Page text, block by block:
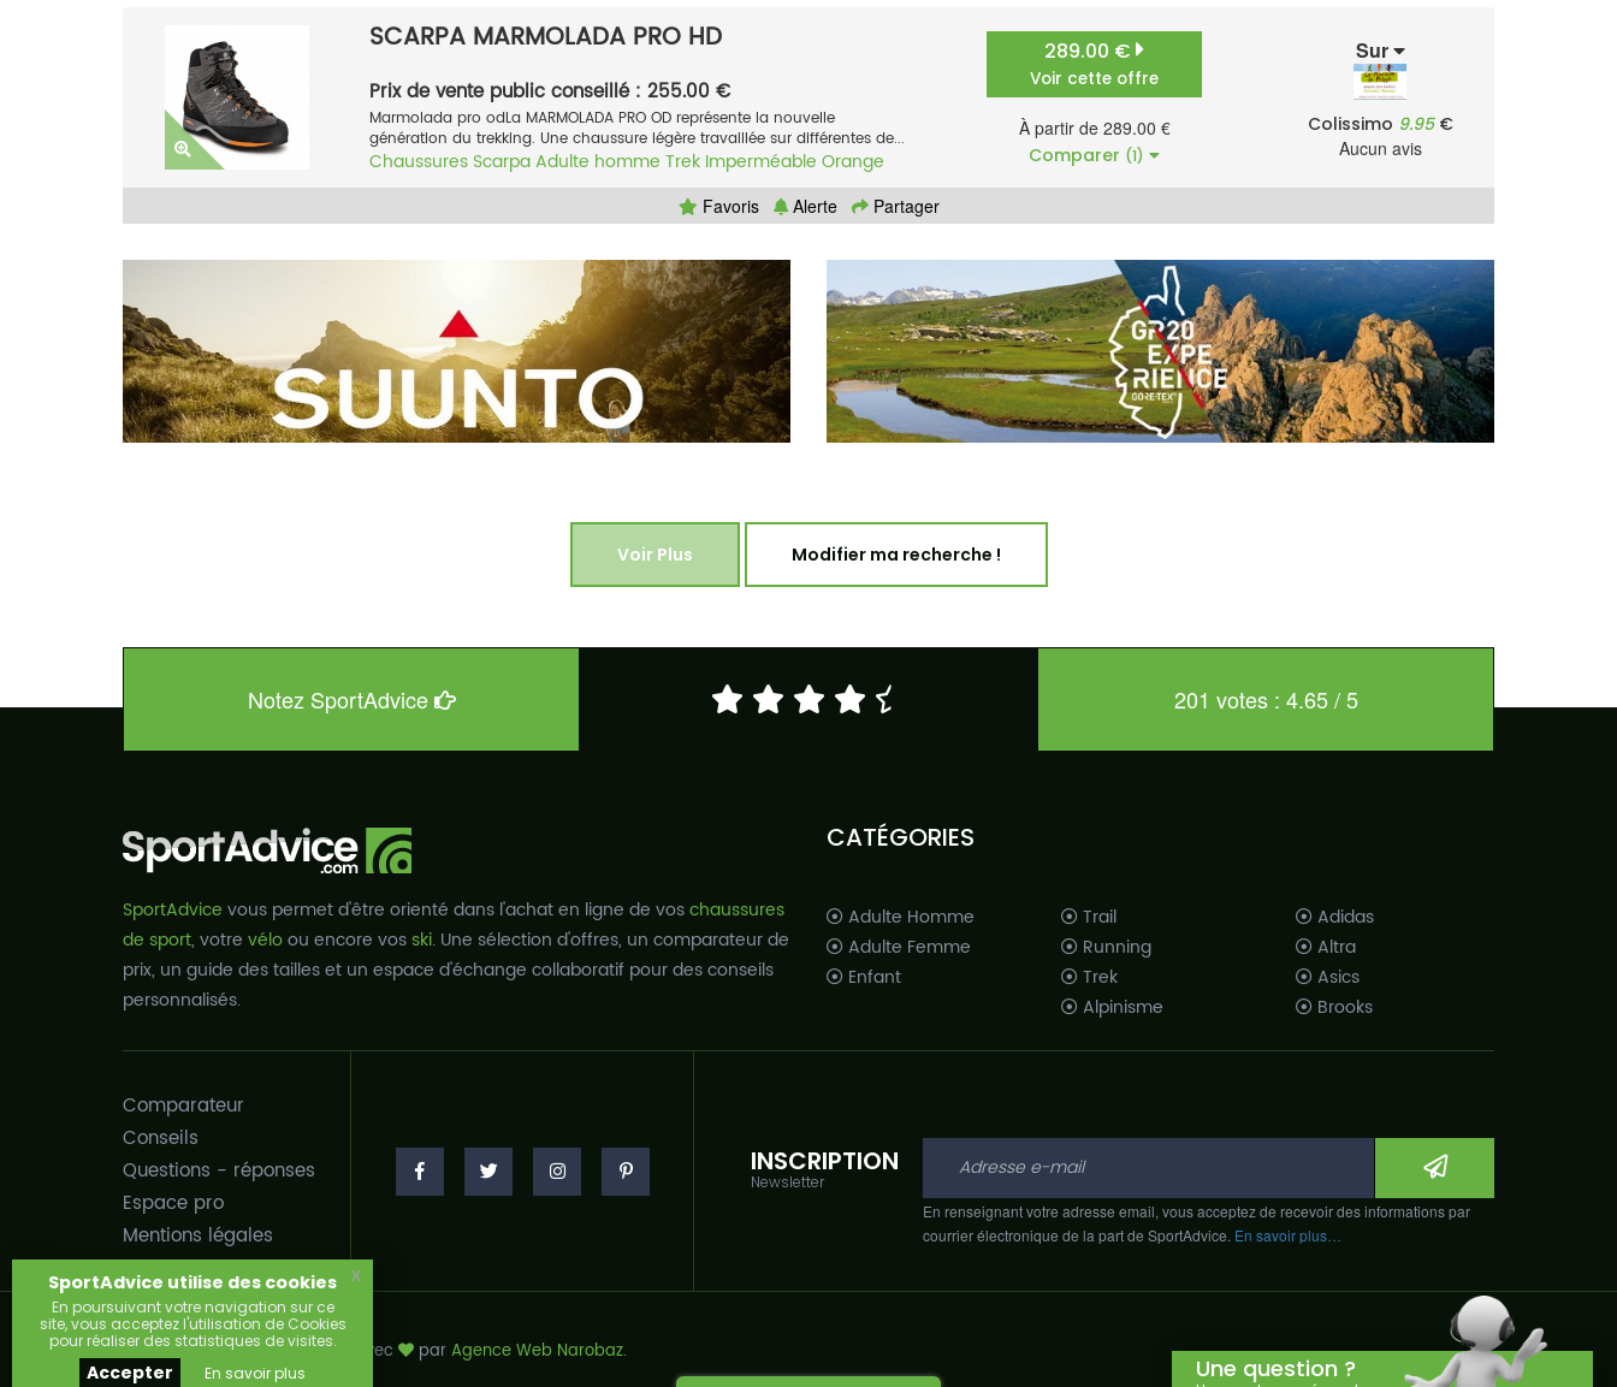
SCARPA MARMOLADA PRO HD
Prix de vente public conseillé : 255.00 €
Marmolada pro odLa MARMOLADA PRO OD représente la nouvelle
génération du trekking. Une chaussure légère travaillée sur différentes de...
Chaussures ScarpaAdulte homme Trek Imperméable Orange
289.00 €
Voir cette offre
À partir de 289.00 €
Comparer (1)
Sur
Colissimo 9.95€
Aucun avis
Favoris Alerte Partager
Voir Plus Modifier ma recherche !
Notez SportAdvice 201 votes : 4.65 / 5
SportAdvice vous permet d'être orienté dans l'achat en ligne de voschaussures
de sport, votre véloou encore vosski. Une sélection d'offres, un comparateur de
prix, un guide des tailles et un espace d'échange collaboratif pour des conseils
personnalisés.
CATÉGORIES
Adulte Homme
Adulte Femme
Enfant
Trail
Running
Trek
Alpinisme
Adidas
Altra
Asics
Brooks
Salomon
Saucony
Comparateur
Conseils
Questions - réponses
Espace pro
Mentions légales
INSCRIPTION
Newsletter
En renseignant votre adresse email, vous acceptez de recevoir des informations par
courrier électronique de la part de SportAdvice. En savoir plus…
Copyright © 2026, Développé avec parAgence Web Narobaz.
Une question ?
SportAdvice utilise des cookies
En poursuivant votre navigation sur ce
site, vous acceptez l'utilisation de Cookies
pour réaliser des statistiques de visites.
Accepter En savoir plus
x